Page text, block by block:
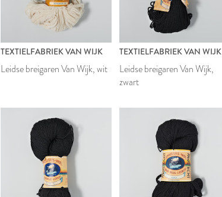
TEXTIELFABRIEK VAN WIJK
Leidse breigaren Van Wijk, wit
TEXTIELFABRIEK VAN WIJK
Leidse breigaren Van Wijk,
zwart